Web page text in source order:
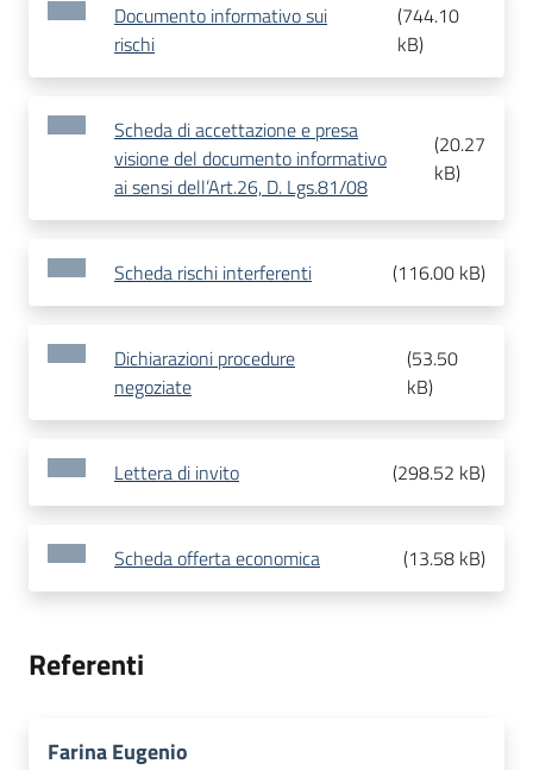
Documento informativo sui
rischi
(744.10
kB)
Scheda di accettazione e presa
visione del documento informativo
ai sensi dell’Art.26, D. Lgs.81/08
(20.27
kB)
Scheda rischi interferenti (116.00 kB)
Dichiarazioni procedure
negoziate
(53.50
kB)
Lettera di invito (298.52 kB)
Scheda offerta economica (13.58 kB)
Referenti
Farina Eugenio